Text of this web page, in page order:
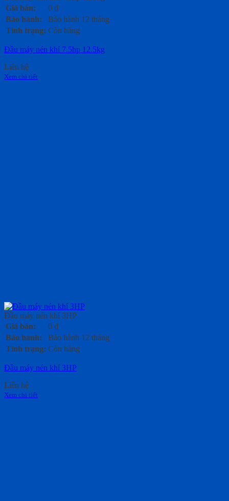
Giá bán:
0 ₫
Bảo hành:
Bảo hành 12 tháng
Tình trạng: Còn hàng
Đầu máy nén khí 7.5hp 12.5kg
Liên hệ
Xem chi tiết
Đầu máy nén khí 3HP
Giá bán:
0 ₫
Bảo hành:
Bảo hành 12 tháng
Tình trạng: Còn hàng
Đầu máy nén khí 3HP
Liên hệ
Xem chi tiết